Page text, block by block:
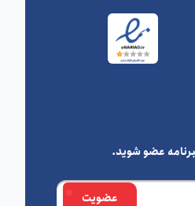
عضو شوید.
عضویت